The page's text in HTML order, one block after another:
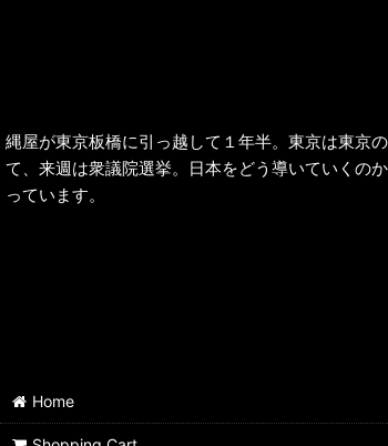
縄屋が東京板橋に引っ越して１年半。東京は東京
て、来週は衆議院選挙。日本をどう導いていくの
っています。
Home